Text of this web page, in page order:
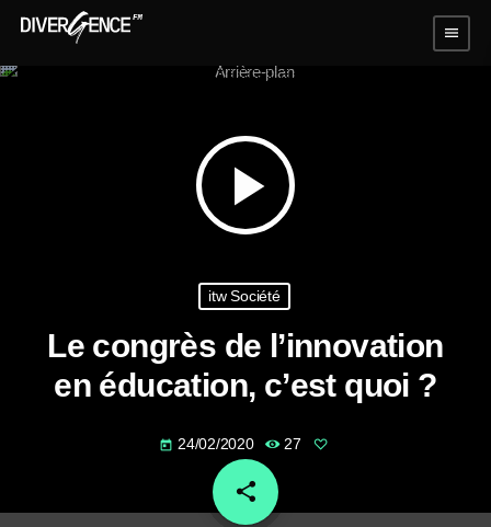
menu
play_arrow
itw Société
Le congrès de l’innovation
en éducation, c’est quoi ?
today 24/02/2020 27
share
email